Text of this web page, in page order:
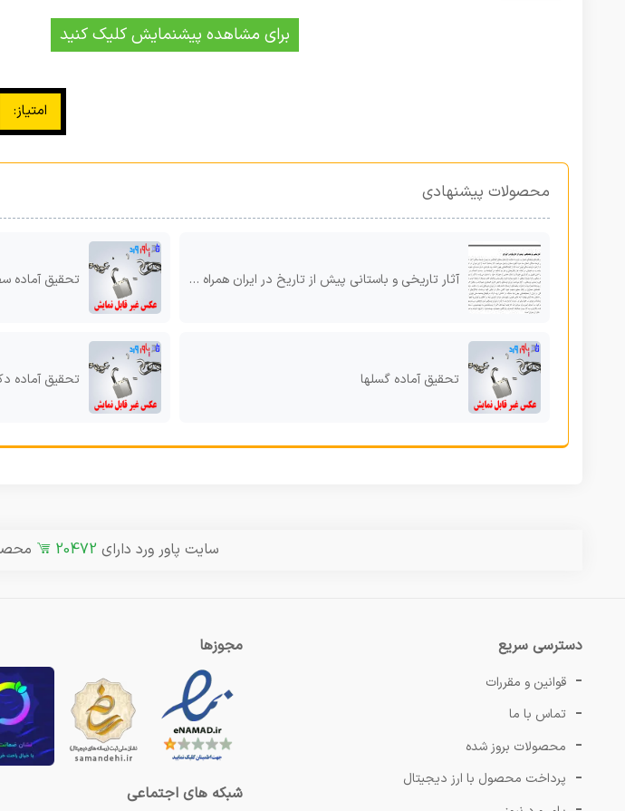
برای مشاهده پیشنمایش کلیک کنید
محصولات پیشنهادی
آثار تاریخی و باستانی پیش از تاریخ در ایران همراه با متن انگلیسی تحقیق آماده
تحقیق آماده گسلها تحقیق آماده
سایت پاور ورد دارای 20472
دسترسی سریع
قوانین و مقررات
تماس با ما
محصولات بروز شده
پرداخت محصول با ارز دیجیتال
مجوزها
شبکه های اجتماعی